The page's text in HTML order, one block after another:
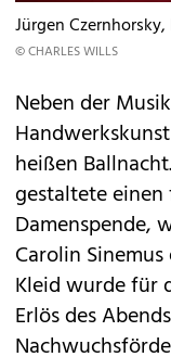
Jürgen
© CHARLES WILLS
Neben der
heißen
gestaltete
Damenspende,
Carolin
Kleid wurde für
Erlös des